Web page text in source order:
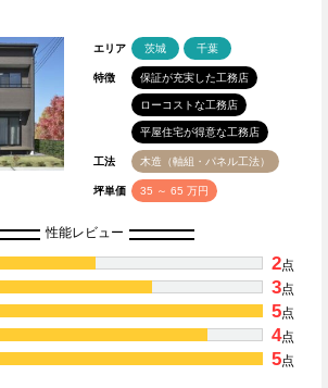
エリア 茨城 千葉
特徴 保証が充実した工務店
ローコストな工務店
平屋住宅が得意な工務店
工法 木造（軸組・パネル工法）
坪単価 35 ～ 65 万円
性能レビュー
2点
3点
5点
4点
5点